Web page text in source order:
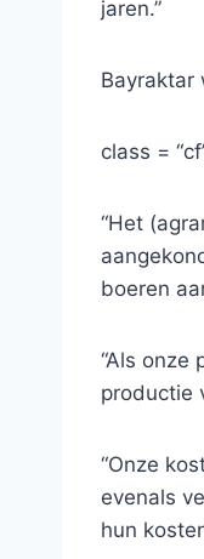
jaren.”
Bayraktar
class =
“Het
boeren
“Als onze
productie
“Onze
evenals
hun